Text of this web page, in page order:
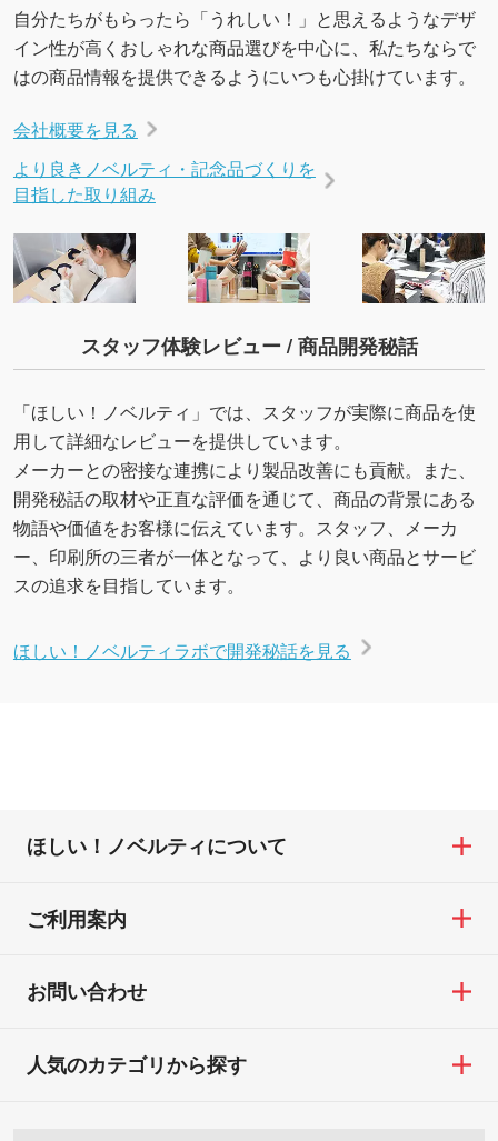
→詳しく見る
自分たちがもらったら「うれしい！」と思えるようなデザ
イン性が高くおしゃれな商品選びを中心に、私たちならで
はの商品情報を提供できるようにいつも心掛けています。
会社概要を見る
より良きノベルティ・記念品づくりを
目指した取り組み
スタッフ体験レビュー / 商品開発秘話
「ほしい！ノベルティ」では、スタッフが実際に商品を使
用して詳細なレビューを提供しています。
メーカーとの密接な連携により製品改善にも貢献。また、
開発秘話の取材や正直な評価を通じて、商品の背景にある
物語や価値をお客様に伝えています。スタッフ、メーカ
ー、印刷所の三者が一体となって、より良い商品とサービ
スの追求を目指しています。
ほしい！ノベルティラボで開発秘話を見る
ほしい！ノベルティについて
ご利用案内
お問い合わせ
人気のカテゴリから探す